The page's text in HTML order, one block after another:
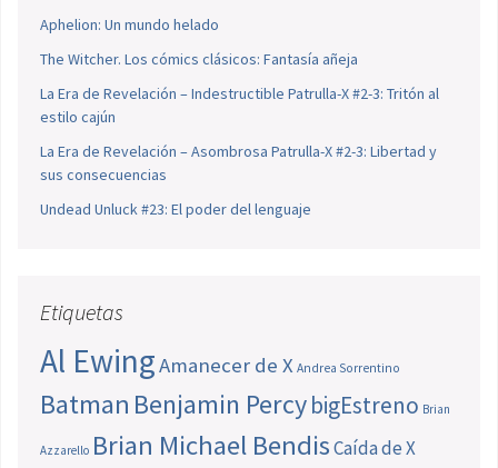
Aphelion: Un mundo helado
The Witcher. Los cómics clásicos: Fantasía añeja
La Era de Revelación – Indestructible Patrulla-X #2-3: Tritón al
estilo cajún
La Era de Revelación – Asombrosa Patrulla-X #2-3: Libertad y
sus consecuencias
Undead Unluck #23: El poder del lenguaje
Etiquetas
Al EwingAmanecer de X Andrea Sorrentino
Batman Benjamin PercybigEstreno Brian
Azzarello Brian Michael BendisCaída de X